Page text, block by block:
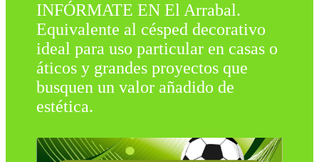
INFÓRMATE EN El Arrabal.
Equivalente al césped decorativo
ideal para uso particular en casas o
áticos y grandes proyectos que
busquen un valor añadido de
estética.